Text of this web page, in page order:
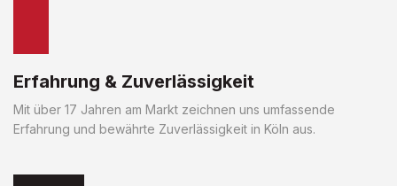
Erfahrung & Zuverlässigkeit
Mit über 17 Jahren am Markt zeichnen uns umfassende
Erfahrung und bewährte Zuverlässigkeit in Köln aus.